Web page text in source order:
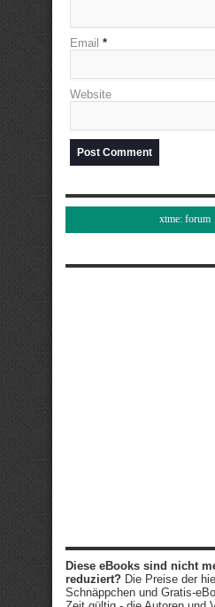
Email *
Website
xtme: forum
Diese eBooks sind nicht
reduziert? Die Preise der
Schnäppchen und Gratis-